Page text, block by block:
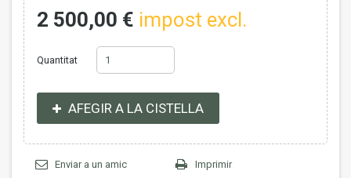
2 500,00 € impost excl.
Quantitat
AFEGIR A LA CISTELLA
Enviar a un amic Imprimir